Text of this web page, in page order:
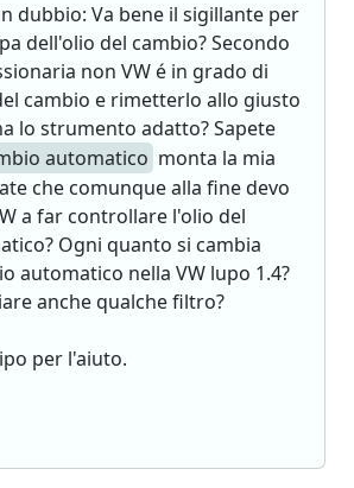
dubbio: Va bene il sigillante per
dell'olio del cambio? Secondo
non VW é in grado di
cambio e rimetterlo allo giusto
lo strumento adatto? Sapete
automatico monta la mia
che comunque alla fine devo
a far controllare l'olio del
Ogni quanto si cambia
automatico nella VW lupo 1.4?
anche qualche filtro?
per l'aiuto.